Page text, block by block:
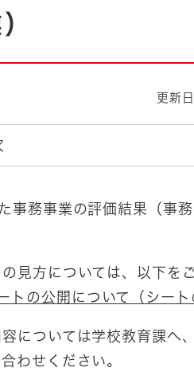
住宅
更新
事務事業の評価結果（事
見方については、以下を
トの公開について（シー
については学校教育課へ
わせください。